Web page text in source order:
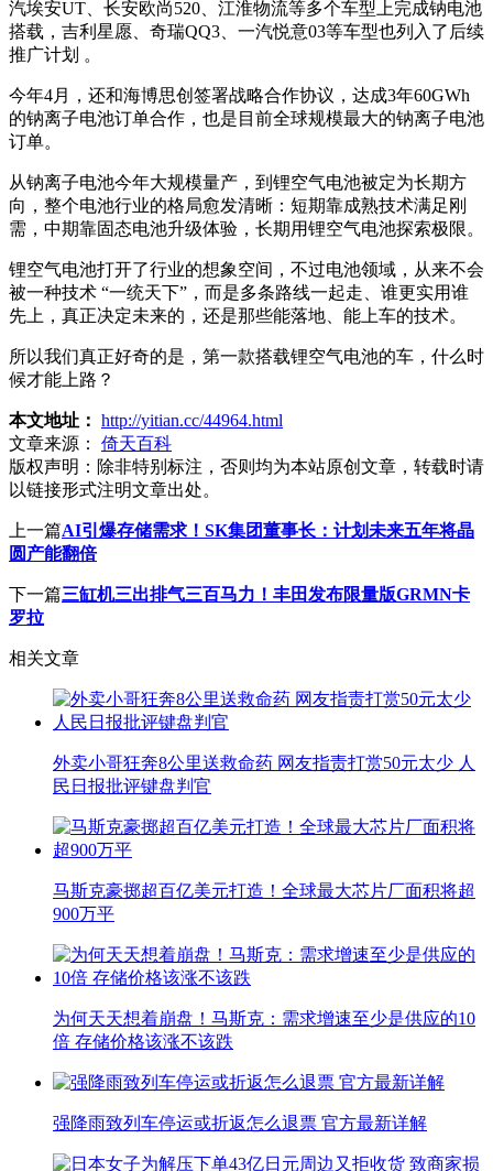
汽埃安UT、长安欧尚520、江淮物流等多个车型上完成钠电池
搭载，吉利星愿、奇瑞QQ3、一汽悦意03等车型也列入了后续
推广计划 。
今年4月，还和海博思创签署战略合作协议，达成3年60GWh
的钠离子电池订单合作，也是目前全球规模最大的钠离子电池
订单。
从钠离子电池今年大规模量产，到锂空气电池被定为长期方
向，整个电池行业的格局愈发清晰：短期靠成熟技术满足刚
需，中期靠固态电池升级体验，长期用锂空气电池探索极限。
锂空气电池打开了行业的想象空间，不过电池领域，从来不会
被一种技术 “一统天下”，而是多条路线一起走、谁更实用谁
先上，真正决定未来的，还是那些能落地、能上车的技术。
所以我们真正好奇的是，第一款搭载锂空气电池的车，什么时
候才能上路？
本文地址： http://yitian.cc/44964.html
文章来源：
倚天百科
版权声明： 除非特别标注，否则均为本站原创文章，转载时请
以链接形式注明文章出处。
上一篇AI引爆存储需求！SK集团董事长：计划未来五年将晶
圆产能翻倍
下一篇三缸机三出排气三百马力！丰田发布限量版GRMN卡
罗拉
相关文章
外卖小哥狂奔8公里送救命药 网友指责打赏50元太少 人
民日报批评键盘判官
马斯克豪掷超百亿美元打造！全球最大芯片厂面积将超
900万平
为何天天想着崩盘！马斯克：需求增速至少是供应的10
倍 存储价格该涨不该跌
强降雨致列车停运或折返怎么退票 官方最新详解